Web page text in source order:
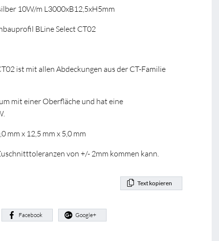
10W/m L3000xB12,5xH5mm
BLine Select CT02
ist mit allen Abdeckungen aus der CT-Familie
mit einer Oberfläche und hat eine
mm x 12,5 mm x 5,0 mm
von +/- 2mm kommen kann.
Text kopieren
Facebook Google+